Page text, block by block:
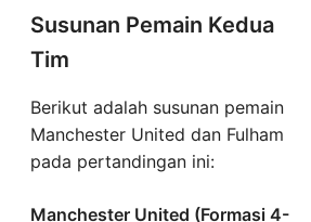
Susunan Pemain Kedua
Tim
Berikut adalah susunan pemain
Manchester United dan Fulham
pada pertandingan ini:
Manchester United (Formasi 4-